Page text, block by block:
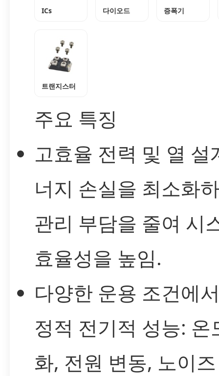
ICs 다이오드 증폭기
트랜지스터
주요 특징
고효율 전력 및 열 설
너지 손실을 최소화
관리 부담을 줄여 시
효율성을 높임.
다양한 운용 조건에
정적 전기적 성능: 온
화, 전원 변동, 노이